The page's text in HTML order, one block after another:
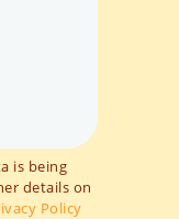
is being
details on
Policy